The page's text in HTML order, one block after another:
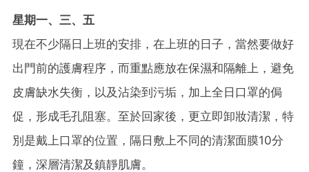
星期一、三、五
現在不少隔日上班的安排，在上班的日子，當然要做好
出門前的護膚程序，而重點應放在保濕和隔離上，避免
皮膚缺水失衡，以及沾染到污垢，加上全日口罩的侷
促，形成毛孔阻塞。至於回家後，更立即卸妝清潔，特
別是戴上口罩的位置，隔日敷上不同的清潔面膜10分
鐘，深層清潔及鎮靜肌膚。